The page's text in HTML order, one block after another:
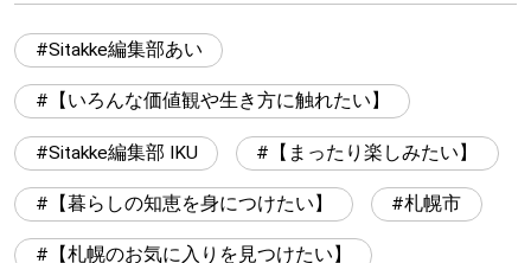
Sitakke編集部あい
【いろんな価値観や生き方に触れたい】
Sitakke編集部 IKU 【まったり楽しみたい】
【暮らしの知恵を身につけたい】 札幌市
【札幌のお気に入りを見つけたい】